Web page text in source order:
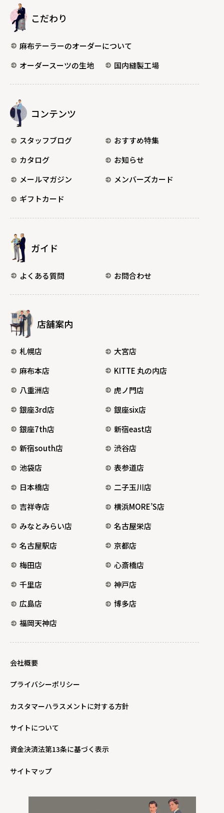
こだわり
麻布テーラーのオーダーについて
オーダースーツの生地
国内縫製工場
コンテンツ
スタッフブログ
おすすめ特集
カタログ
お知らせ
メールマガジン
メンバーズカード
ギフトカード
ガイド
よくある質問 お問合わせ
店舗案内
札幌店
大宮店
麻布本店
KITTE 丸の内店
八重洲店
虎ノ門店
銀座3rd店
銀座six店
銀座7th店
新宿east店
新宿south店
渋谷店
池袋店
表参道店
日本橋店
二子玉川店
吉祥寺店
横浜MORE’S店
みなとみらい店
名古屋栄店
名古屋駅店
京都店
梅田店
心斎橋店
千里店
神戸店
広島店
博多店
福岡天神店
会社概要
プライバシーポリシー
カスタマーハラスメントに対する方針
サイトについて
資金決済法第13条に基づく表示
サイトマップ